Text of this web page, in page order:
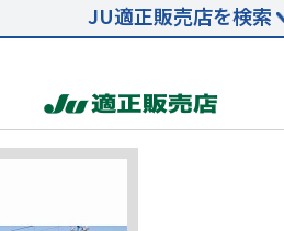
JU適正販売店を検索